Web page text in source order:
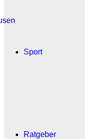
Sport
Ratgeber